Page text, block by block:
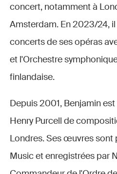
concert, notamment à
Amsterdam. En 2023/24,
concerts de ses opéras
et l'Orchestre
finlandaise.
Depuis 2001, Benjamin
Henry Purcell de
Londres. Ses œuvres sont
Music et enregistrées par